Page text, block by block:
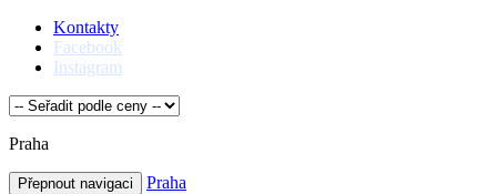
Kontakty
Facebook
Instagram
Praha
Přepnout navigaci
Praha